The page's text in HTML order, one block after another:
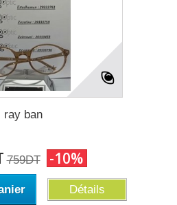
ray ban
759DT -10%
Détails